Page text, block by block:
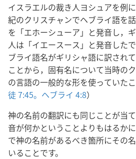
イスラエルの裁き人ヨシュアを例
紀のクリスチャンでヘブライ語を
を「エホーシューア」と発音し，
人は「イエースース」と発音した
ブライ語名がギリシャ語に訳され
ことから，固有名について当時の
の言語の一般的な形を使っていた
徒 7:45。 ヘブライ 4:8）
神の名前の翻訳にも同じことが当
音が何かということよりもはるか
で神の名前があるべき箇所にその
いることです。